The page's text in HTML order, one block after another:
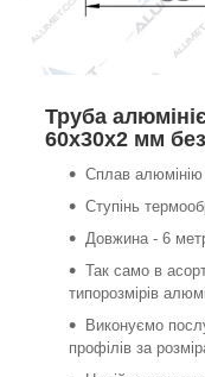
Труба
60х30х2 мм
Сплав
Ступінь
Довжина - 6
Так само в
типорозмірів
Виконуємо
профілів за